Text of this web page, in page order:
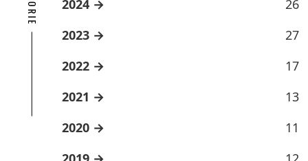
2024
26
2023
27
2022
17
2021
13
2020
11